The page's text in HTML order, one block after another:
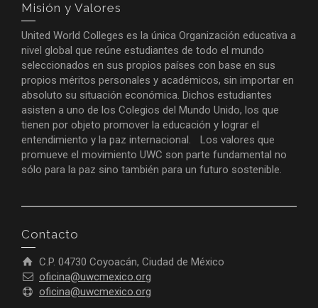
Misión y Valores
United World Colleges es la única Organización educativa a
nivel global que reúne estudiantes de todo el mundo
seleccionados en sus propios países con base en sus
propios méritos personales y académicos, sin importar en
absoluto su situación económica. Dichos estudiantes
asisten a uno de los Colegios del Mundo Unido, los que
tienen por objeto promover la educación y lograr el
entendimiento y la paz internacional. Los valores que
promueve el movimiento UWC son parte fundamental no
sólo para la paz sino también para un futuro sostenible.
Contacto
C.P. 04730 Coyoacán, Ciudad de México
oficina@uwcmexico.org
oficina@uwcmexico.org